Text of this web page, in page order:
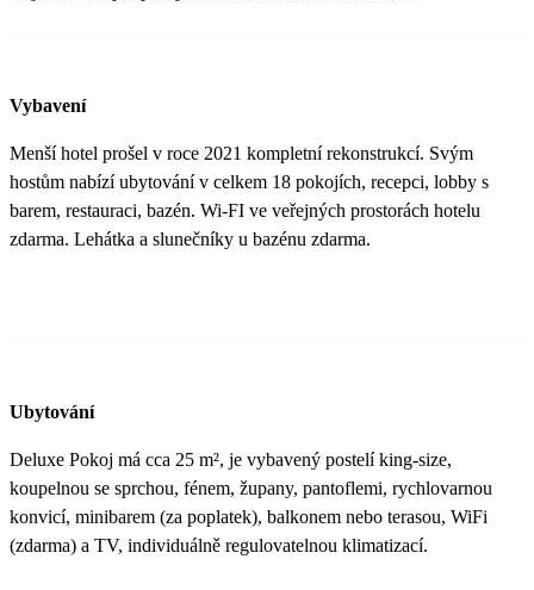
Vybavení
Menší hotel prošel v roce 2021 kompletní rekonstrukcí. Svým
hostům nabízí ubytování v celkem 18 pokojích, recepci, lobby s
barem, restauraci, bazén. Wi-FI ve veřejných prostorách hotelu
zdarma. Lehátka a slunečníky u bazénu zdarma.
Ubytování
Deluxe Pokoj má cca 25 m², je vybavený postelí king-size,
koupelnou se sprchou, fénem, župany, pantoflemi, rychlovarnou
konvicí, minibarem (za poplatek), balkonem nebo terasou, WiFi
(zdarma) a TV, individuálně regulovatelnou klimatizací.